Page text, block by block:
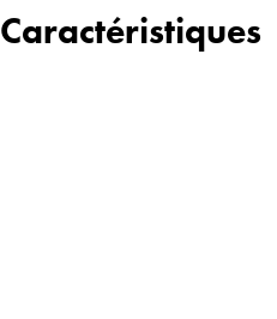
Caractéristiques